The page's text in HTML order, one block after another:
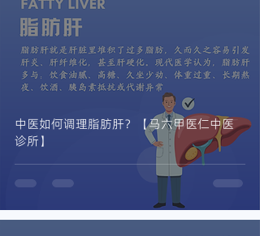
中医如何调理脂肪肝？【马六甲医仁中医
诊所】